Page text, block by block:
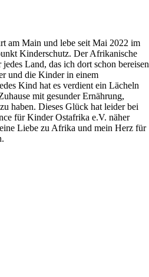
am Main und lebe seit Mai 2022 im
Kinderschutz. Der Afrikanische
Land, das ich dort schon bereisen
und die Kinder in einem
Kind hat es verdient ein Lächeln
mit gesunder Ernährung,
haben. Dieses Glück hat leider bei
für Kinder Ostafrika e.V. näher
Liebe zu Afrika und mein Herz für